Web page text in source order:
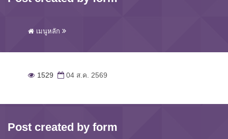
เมนูหลัก
1529 04 ส.ค. 2569
Post created by form